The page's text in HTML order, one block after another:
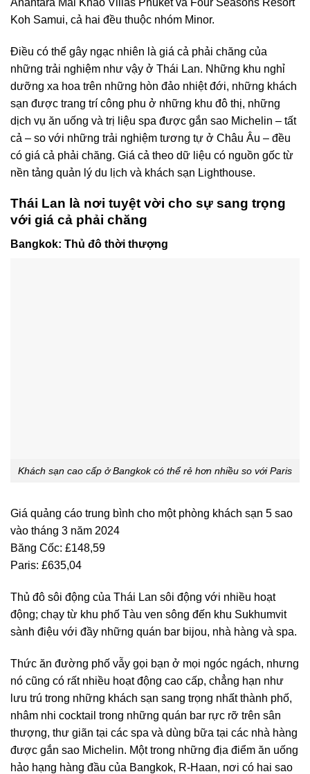
Koh Samui, cả hai đều thuộc nhóm Minor.
Điều có thể gây ngạc nhiên là giá cả phải chăng của
những trải nghiệm như vậy ở Thái Lan. Những khu nghỉ
dưỡng xa hoa trên những hòn đảo nhiệt đới, những khách
sạn được trang trí công phu ở những khu đô thị, những
dịch vụ ăn uống và trị liệu spa được gắn sao Michelin – tất
cả – so với những trải nghiệm tương tự ở Châu Âu – đều
có giá cả phải chăng. Giá cả theo dữ liệu có nguồn gốc từ
nền tảng quản lý du lịch và khách sạn Lighthouse.
Thái Lan là nơi tuyệt vời cho sự sang trọng
với giá cả phải chăng
Bangkok: Thủ đô thời thượng
Khách sạn cao cấp ở Bangkok có thể rẻ hơn nhiều so với Paris
Giá quảng cáo trung bình cho một phòng khách sạn 5 sao
vào tháng 3 năm 2024
Băng Cốc: £148,59
Paris: £635,04
Thủ đô sôi động của Thái Lan sôi động với nhiều hoạt
động; chạy từ khu phố Tàu ven sông đến khu Sukhumvit
sành điệu với đầy những quán bar bijou, nhà hàng và spa.
Thức ăn đường phố vẫy gọi bạn ở mọi ngóc ngách, nhưng
nó cũng có rất nhiều hoạt động cao cấp, chẳng hạn như
lưu trú trong những khách sạn sang trọng nhất thành phố,
nhâm nhi cocktail trong những quán bar rực rỡ trên sân
thượng, thư giãn tại các spa và dùng bữa tại các nhà hàng
được gắn sao Michelin. Một trong những địa điểm ăn uống
hảo hạng hàng đầu của Bangkok, R-Haan, nơi có hai sao